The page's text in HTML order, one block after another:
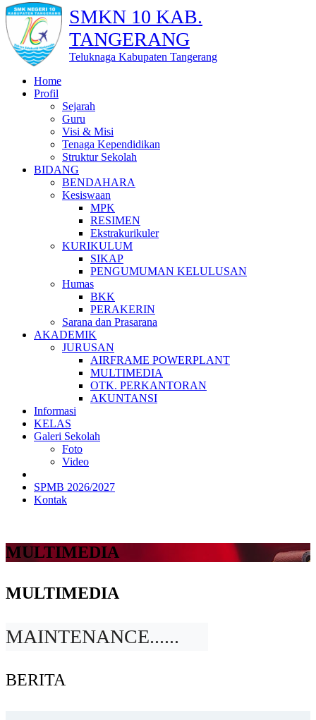
SMKN 10 KAB.
TANGERANG
Teluknaga Kabupaten Tangerang
Home
Profil
Sejarah
Guru
Visi & Misi
Tenaga Kependidikan
Struktur Sekolah
BIDANG
BENDAHARA
Kesiswaan
MPK
RESIMEN
Ekstrakurikuler
KURIKULUM
SIKAP
PENGUMUMAN KELULUSAN
Humas
BKK
PERAKERIN
Sarana dan Prasarana
AKADEMIK
JURUSAN
AIRFRAME POWERPLANT
MULTIMEDIA
OTK. PERKANTORAN
AKUNTANSI
Informasi
KELAS
Galeri Sekolah
Foto
Video
SPMB 2026/2027
Kontak
MULTIMEDIA
MULTIMEDIA
MAINTENANCE......
BERITA